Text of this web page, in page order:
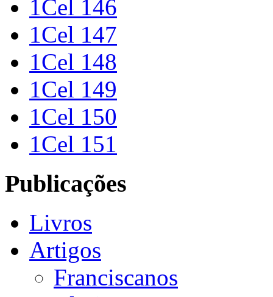
1Cel 146
1Cel 147
1Cel 148
1Cel 149
1Cel 150
1Cel 151
Publicações
Livros
Artigos
Franciscanos